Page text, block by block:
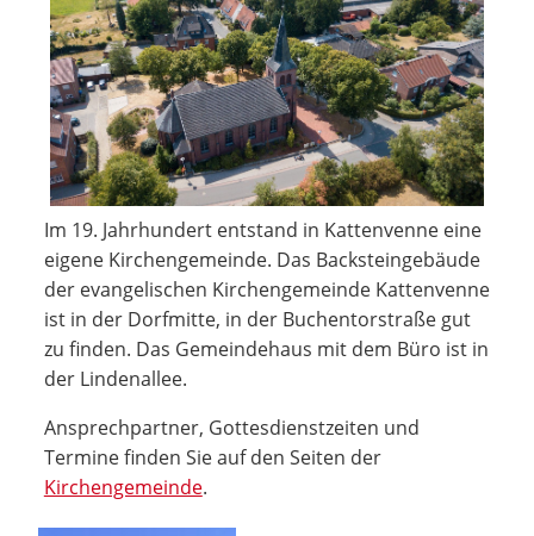
Im 19. Jahrhundert entstand in Kattenvenne eine
eigene Kirchengemeinde. Das Backsteingebäude
der evangelischen Kirchengemeinde Kattenvenne
ist in der Dorfmitte, in der Buchentorstraße gut
zu finden. Das Gemeindehaus mit dem Büro ist in
der Lindenallee.
Ansprechpartner, Gottesdienstzeiten und
Termine finden Sie auf den Seiten der
Kirchengemeinde.